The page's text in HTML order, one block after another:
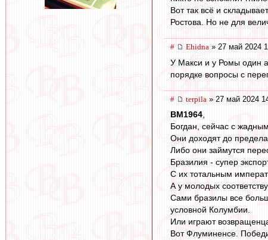
Вот так всё и
Ростова. Но не для
# Ehidna » 27 май 2024
У Макси и у Ромы один
порядке вопросы с
# terpila » 27 май 2024
BM1964,
Богдан, сейчас с
Они доходят до
Либо они займутся
Бразилия - супер
С их тотальным
А у молодых
Сами бразилы все
условной Колумбии.
Или играют
Вот Флуминенсе.